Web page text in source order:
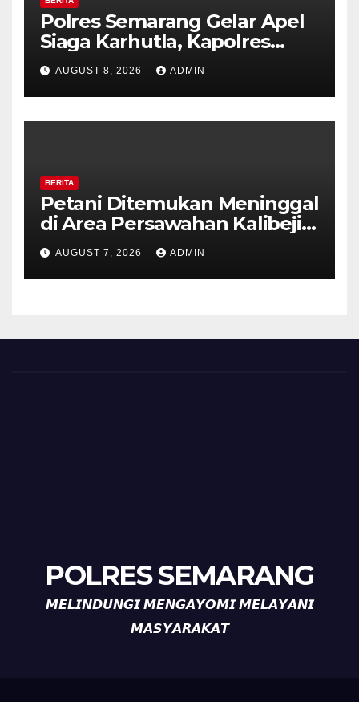
Polres Semarang Gelar Apel
Siaga Karhutla, Kapolres
Tekankan Sinergi dan
Kesiapsiagaan Hadapi Musim
Kemarau.
AUGUST 8, 2026 ADMIN
BERITA
Petani Ditemukan Meninggal
di Area Persawahan Kalibeji,
Polisi Pastikan Tidak Ada
Tanda Kekerasan
AUGUST 7, 2026 ADMIN
POLRES SEMARANG
𝙈𝙀𝙇𝙄𝙉𝘿𝙐𝙉𝙂𝙄 𝙈𝙀𝙉𝙂𝘼𝙔𝙊𝙈𝙄 𝙈𝙀𝙇𝘼𝙔𝘼𝙉𝙄
𝙈𝘼𝙎𝙔𝘼𝙍𝘼𝙆𝘼𝙏